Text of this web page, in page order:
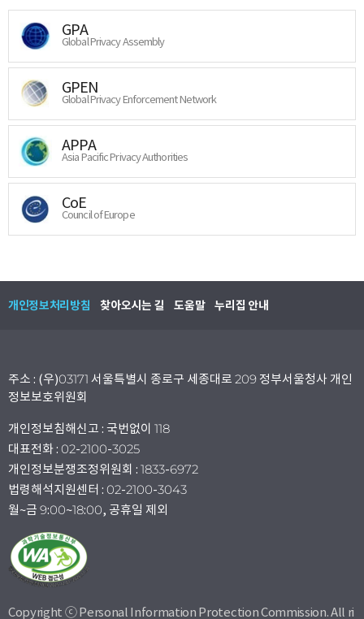
GPA
Global Privacy Assembly
GPEN
Global Privacy Enforcement Network
APPA
Asia Pacific Privacy Authorities
CoE
Council of Europe
개인정보처리방침 찾아오시는 길 도움말 누리집 안내
주소 : (우)03171 서울특별시 종로구 세종대로 209 정부서울청사 개인
정보보호위원회
개인정보침해신고 : 국번없이 118
대표전화 : 02-2100-3025
개인정보분쟁조정위원회 : 1833-6972
법령해석지원센터 : 02-2100-3043
월~금 9:00~18:00, 공휴일 제외
Copyright ⓒ Personal Information Protection Commission. All ri